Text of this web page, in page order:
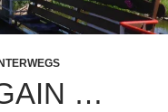
…